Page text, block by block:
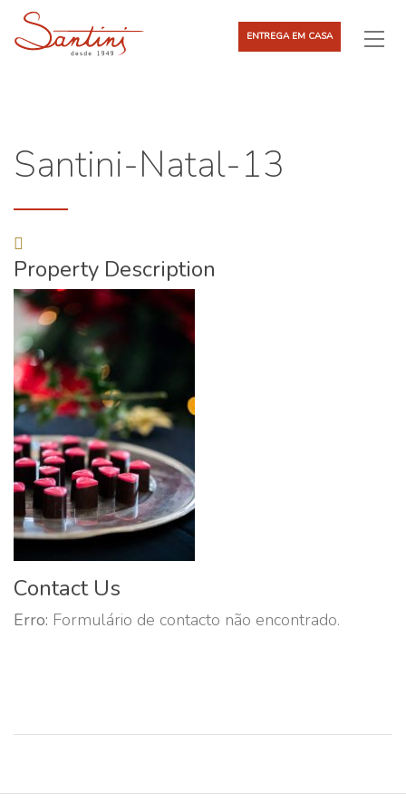
ENTREGA EM CASA
Santini-Natal-13
Property Description
Contact Us
Erro: Formulário de contacto não encontrado.